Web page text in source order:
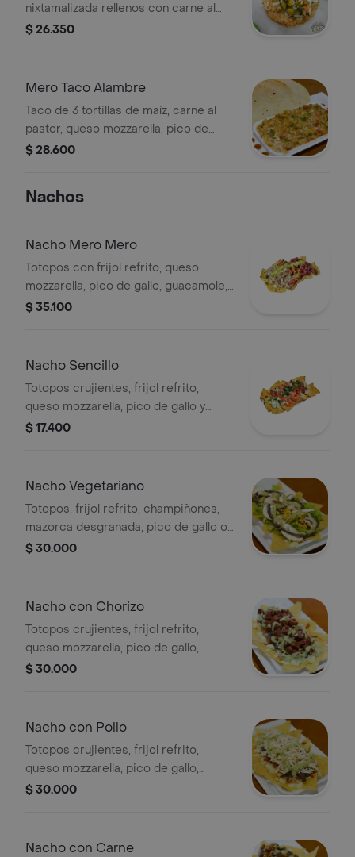
nixtamalizada rellenos con carne al
pastor, piña caramelizada, cebolla y
$ 26.350
Mero Taco Alambre
Taco de 3 tortillas de maíz, carne al
pastor, queso mozzarella, pico de
gallo y salsa ranchera.
$ 28.600
Nachos
Nacho Mero Mero
Totopos con frijol refrito, queso
mozzarella, pico de gallo, guacamole,
carne al pastor, pollo y chorizo.
$ 35.100
Nacho Sencillo
Totopos crujientes, frijol refrito,
queso mozzarella, pico de gallo y
guacamole.
$ 17.400
Nacho Vegetariano
Totopos, frijol refrito, champiñones,
mazorca desgranada, pico de gallo o
lechuga, queso mozzarella, salsa
$ 30.000
Nacho con Chorizo
Totopos crujientes, frijol refrito,
queso mozzarella, pico de gallo,
guacamole y chorizo.
$ 30.000
Nacho con Pollo
Totopos crujientes, frijol refrito,
queso mozzarella, pico de gallo,
guacamole y pollo.
$ 30.000
Nacho con Carne